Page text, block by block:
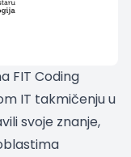
FIT Coding
IT takmičenju u
svoje znanje,